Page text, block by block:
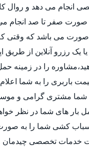
انجام می دهد و روال
صورت صفر تا صد انجام
می باشد که وقتی که
یک رزرو آنلاین از طریق
را در زمینه
باربری را به شما
شما مشتری گرامی و
بار های شما در نظر
کشی شما را به
خدمات تخصصی چیدمان